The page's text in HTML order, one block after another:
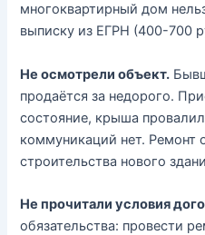
многоквартирный дом
выписку из ЕГРН (400-700
Не осмотрели объект.
продаётся за недорого.
состояние, крыша
коммуникаций нет. Ремонт
строительства нового
Не прочитали условия
обязательства: провести